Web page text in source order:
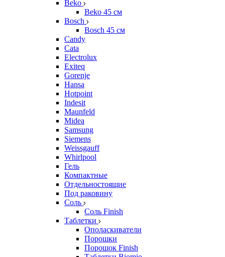
Beko
Beko 45 см
Bosch
Bosch 45 см
Candy
Cata
Electrolux
Exiteq
Gorenje
Hansa
Hotpoint
Indesit
Maunfeld
Midea
Samsung
Siemens
Weissgauff
Whirlpool
Гель
Компактные
Отдельностоящие
Под раковину
Соль
Соль Finish
Таблетки
Ополаскиватели
Порошки
Порошок Finish